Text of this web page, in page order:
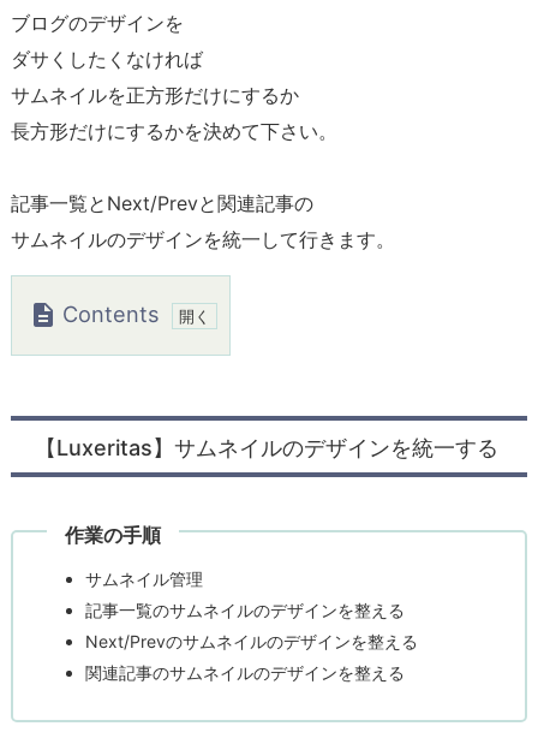
ブログのデザインを
ダサくしたくなければ
サムネイルを正方形だけにするか
長方形だけにするかを決めて下さい。
記事一覧とNext/Prevと関連記事の
サムネイルのデザインを統一して行きます。
Contents
1.
u
【Luxeritas】サムネイルのデザインを統一する
作業の手順
サムネイル管理
記事一覧のサムネイルのデザインを整える
Next/Prevのサムネイルのデザインを整える
関連記事のサムネイルのデザインを整える